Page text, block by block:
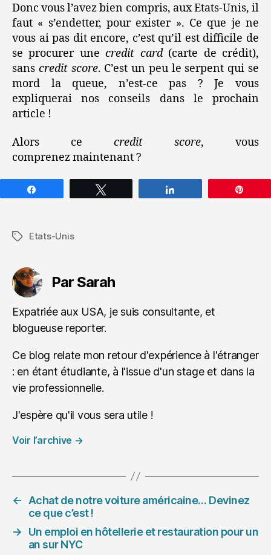
Donc vous l’avez bien compris, aux Etats-Unis, il
faut « s’endetter, pour exister ». Ce que je ne
vous ai pas dit encore, c’est qu’il est difficile de
se procurer unecredit card(carte de crédit),
sans credit score. C’est un peu le serpent qui se
mord la queue, n’est-ce pas ? Je vous
expliquerai nos conseils dans le prochain
article !
Alors ce credit score, vous
comprenez maintenant ?
Étiquettes
Etats-Unis
Par Sarah
Expatriée aux USA, je suis consultante, et
blogueuse reporter.
Ce blog relate mon retour d'expérience à l'étranger
: en étant étudiante, à l'issue d'un stage et dans la
vie professionnelle.
J'espère qu'il vous sera utile !
Voir l’archive →
←
Achat de notre voiture américaine… Devinez
ce que c’est !
→
Un emploi en hôtellerie et restauration pour un
an sur NYC